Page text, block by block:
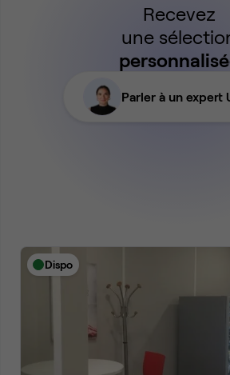
Recevez
une
Parler à un expert
Dispo